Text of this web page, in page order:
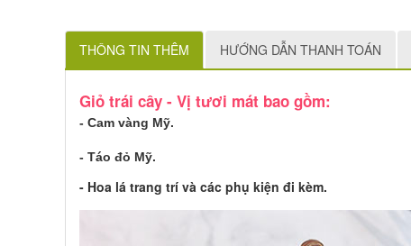
THÔNG TIN THÊM HƯỚNG DẪN THANH TOÁN
Giỏ trái cây - Vị tươi mát bao gồm:
- Cam vàng Mỹ.
- Táo đỏ Mỹ.
- Hoa lá trang trí và các phụ kiện đi kèm.